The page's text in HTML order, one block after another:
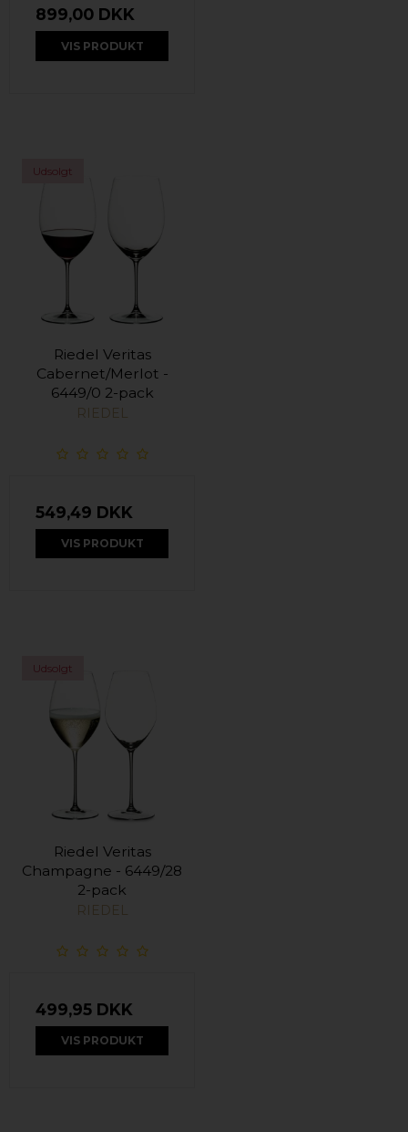
899,00 DKK
VIS PRODUKT
Udsolgt
Riedel Veritas
Cabernet/Merlot -
6449/0 2-pack
RIEDEL
549,49 DKK
VIS PRODUKT
Udsolgt
Riedel Veritas
Champagne - 6449/28
2-pack
RIEDEL
499,95 DKK
VIS PRODUKT